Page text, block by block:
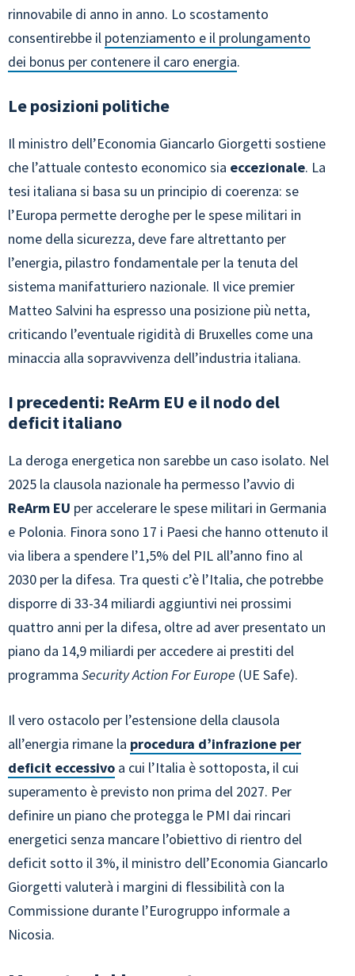
rinnovabile di anno in anno. Lo scostamento
consentirebbe il potenziamento e il prolungamento
dei bonus per contenere il caro energia.
Le posizioni politiche
Il ministro dell’Economia Giancarlo Giorgetti sostiene
che l’attuale contesto economico sia eccezionale. La
tesi italiana si basa su un principio di coerenza: se
l’Europa permette deroghe per le spese militari in
nome della sicurezza, deve fare altrettanto per
l’energia, pilastro fondamentale per la tenuta del
sistema manifatturiero nazionale. Il vice premier
Matteo Salvini ha espresso una posizione più netta,
criticando l’eventuale rigidità di Bruxelles come una
minaccia alla sopravvivenza dell’industria italiana.
I precedenti: ReArm EU e il nodo del
deficit italiano
La deroga energetica non sarebbe un caso isolato. Nel
2025 la clausola nazionale ha permesso l’avvio di
ReArm EU per accelerare le spese militari in Germania
e Polonia. Finora sono 17 i Paesi che hanno ottenuto il
via libera a spendere l’1,5% del PIL all’anno fino al
2030 per la difesa. Tra questi c’è l’Italia, che potrebbe
disporre di 33-34 miliardi aggiuntivi nei prossimi
quattro anni per la difesa, oltre ad aver presentato un
piano da 14,9 miliardi per accedere ai prestiti del
programma Security Action For Europe (UE Safe).
Il vero ostacolo per l’estensione della clausola
all’energia rimane la procedura d’infrazione per
deficit eccessivo a cui l’Italia è sottoposta, il cui
superamento è previsto non prima del 2027. Per
definire un piano che protegga le PMI dai rincari
energetici senza mancare l’obiettivo di rientro del
deficit sotto il 3%, il ministro dell’Economia Giancarlo
Giorgetti valuterà i margini di flessibilità con la
Commissione durante l’Eurogruppo informale a
Nicosia.